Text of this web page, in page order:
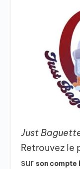
Just
Retrouvez le
surson compte